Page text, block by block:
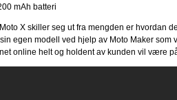
mAh batteri
X skiller seg ut fra mengden er hvordan
egen modell ved hjelp av Moto Maker
online helt og holdent av kunden vil være